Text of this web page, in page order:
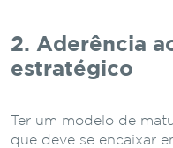
2. Aderência
estratégico
Ter um modelo de
que deve se encaixar